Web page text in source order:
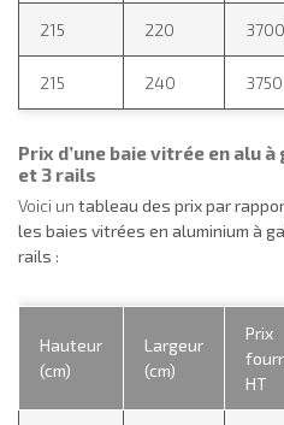
215 220
215 240
Prix d’une baie vitrée en alu
et 3 rails
Voici un tableau des prix par
les baies vitrées en aluminium à
rails :
Hauteur
(cm)
Largeur
(cm)
Prix
HT